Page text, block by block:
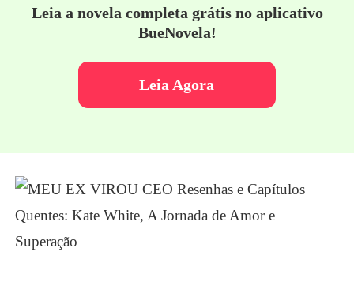
Leia a novela completa grátis no aplicativo
BueNovela!
Leia Agora